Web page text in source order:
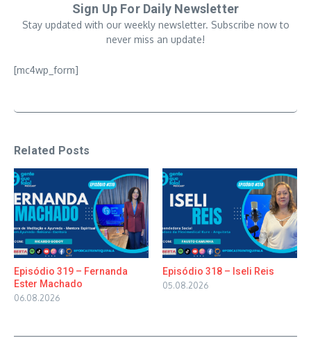
Sign Up For Daily Newsletter
Stay updated with our weekly newsletter. Subscribe now to
never miss an update!
[mc4wp_form]
Related Posts
Episódio 319 – Fernanda
Ester Machado
06.08.2026
Episódio 318 – Iseli Reis
05.08.2026